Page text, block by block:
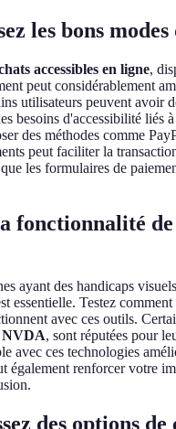
les bons
accessibles en ligne,
peut considérablement
utilisateurs peuvent avoir
besoins d'accessibilité liés
des méthodes comme
peut faciliter la
les formulaires de
fonctionnalité
ayant des handicaps
essentielle. Testez
avec ces outils.
NVDA, sont réputées pour
avec ces technologies
également renforcer votre
des options de